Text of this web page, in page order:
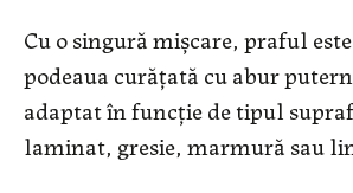
Cu o singură mișcare, praful
podeaua curățată cu abur
adaptat în funcție de tipul
laminat, gresie, marmură sau